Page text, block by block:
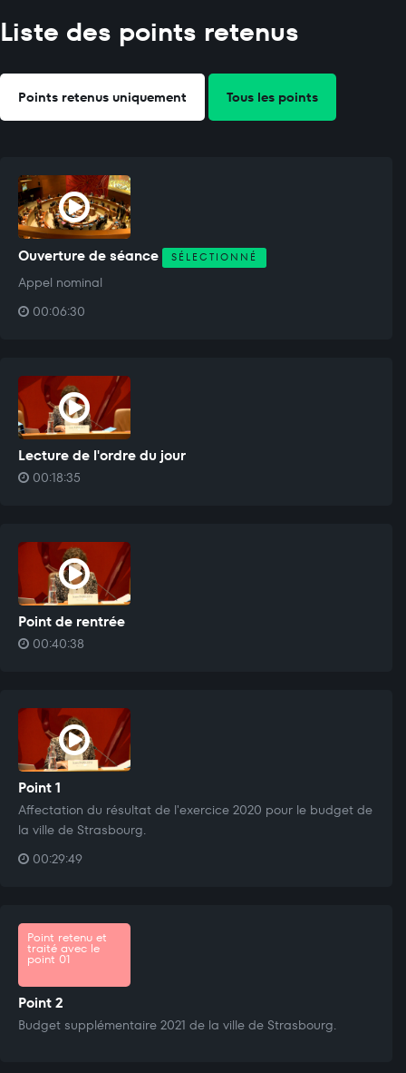
Liste des points retenus
Points retenus uniquement Tous les points
Ouverture de séance SÉLECTIONNÉ
Appel nominal
00:06:30
Lecture de l'ordre du jour
00:18:35
Point de rentrée
00:40:38
Point 1
Affectation du résultat de l'exercice 2020 pour le budget de
la ville de Strasbourg.
00:29:49
Point retenu et
traité avec le
point 01
Point 2
Budget supplémentaire 2021 de la ville de Strasbourg.